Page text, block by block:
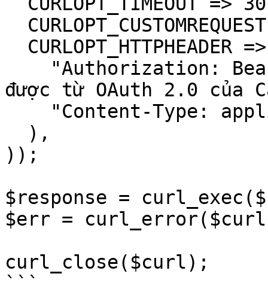
được từ OAuth 2.0 của
));
$response =
$err =
curl_close($curl);
```